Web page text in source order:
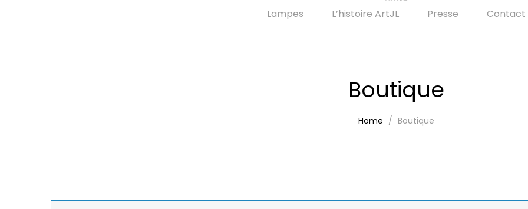
Lampes L’histoire ArtJL Presse Contact
Boutique
Home Boutique